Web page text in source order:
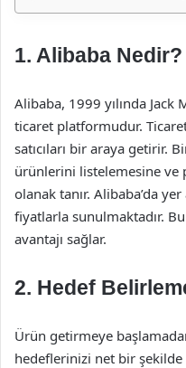
1. Alibaba Nedir?
Alibaba, 1999 yılında
ticaret platformudur.
satıcıları bir araya getirir.
ürünlerini listelemesine ve
olanak tanır. Alibaba’da
fiyatlarla sunulmaktadır.
avantajı sağlar.
2. Hedef
Ürün getirmeye
hedeflerinizi net bir